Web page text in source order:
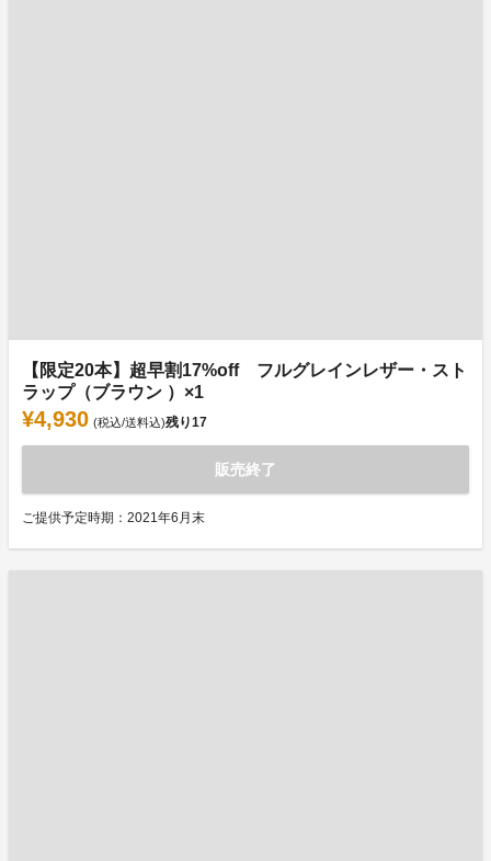
【限定20本】超早割17%off フルグレインレザー・スト
ラップ（ブラウン ）×1
¥4,930 (税込/送料込)残り17
販売終了
ご提供予定時期：2021年6月末